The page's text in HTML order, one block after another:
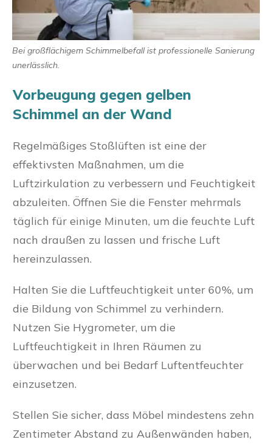
Bei großflächigem Schimmelbefall ist professionelle Sanierung
unerlässlich.
Vorbeugung gegen gelben
Schimmel an der Wand
Regelmäßiges Stoßlüften ist eine der
effektivsten Maßnahmen, um die
Luftzirkulation zu verbessern und Feuchtigkeit
abzuleiten. Öffnen Sie die Fenster mehrmals
täglich für einige Minuten, um die feuchte Luft
nach draußen zu lassen und frische Luft
hereinzulassen.
Halten Sie die Luftfeuchtigkeit unter 60%, um
die Bildung von Schimmel zu verhindern.
Nutzen Sie Hygrometer, um die
Luftfeuchtigkeit in Ihren Räumen zu
überwachen und bei Bedarf Luftentfeuchter
einzusetzen.
Stellen Sie sicher, dass Möbel mindestens zehn
Zentimeter Abstand zu Außenwänden haben,